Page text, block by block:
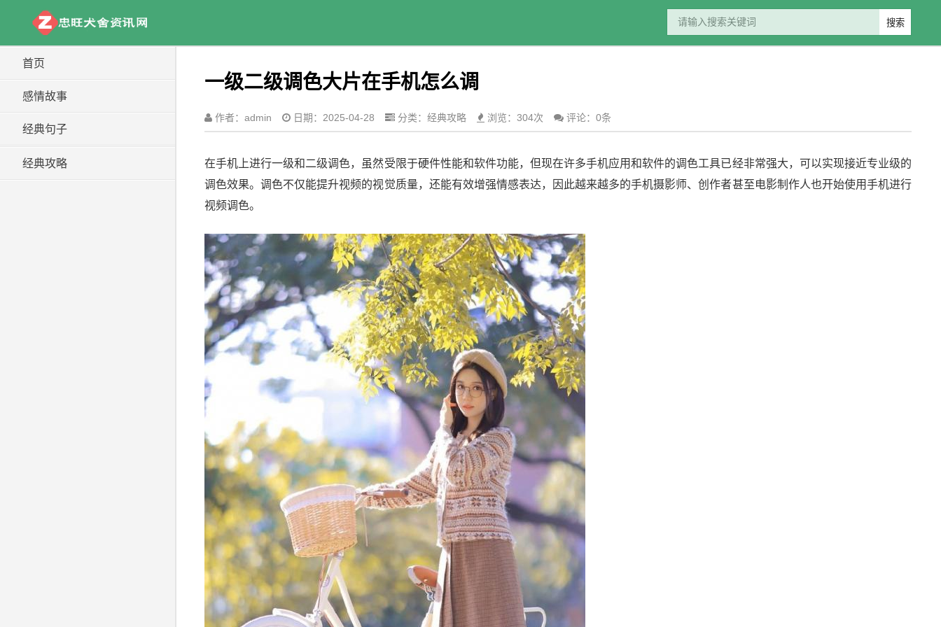
首页
感情故事
经典句子
经典攻略
一级二级调色大片在手机怎么调
作者：admin 日期：2025-04-28 分类： 经典攻略 浏览：304次 评论：0条
在手机上进行一级和二级调色，虽然受限于硬件性能和软件功能，但现在许多手机应用和软件的调色工具已经非常强大，可以实现接近专业级的
调色效果。调色不仅能提升视频的视觉质量，还能有效增强情感表达，因此越来越多的手机摄影师、创作者甚至电影制作人也开始使用手机进行
视频调色。